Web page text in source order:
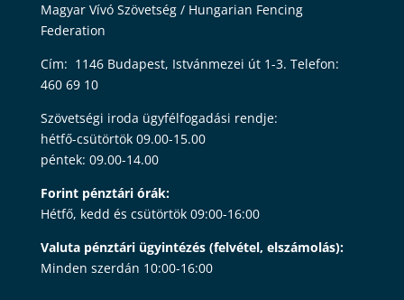
Magyar Vívó Szövetség / Hungarian Fencing
Federation
Cím: 1146 Budapest, Istvánmezei út 1-3. Telefon:
460 69 10
Szövetségi iroda ügyfélfogadási rendje:
hétfő-csütörtök 09.00-15.00
péntek: 09.00-14.00
Forint pénztári órák:
Hétfő, kedd és csütörtök 09:00-16:00
Valuta pénztári ügyintézés (felvétel, elszámolás):
Minden szerdán 10:00-16:00